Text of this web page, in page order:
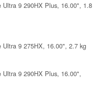
Ultra 9 290HX Plus, 16.00", 1.8
Ultra 9 275HX, 16.00", 2.7 kg
Ultra 9 290HX Plus, 16.00",